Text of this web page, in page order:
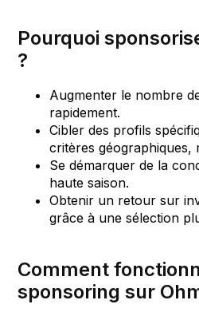
Pourquoi
?
Augmenter le nombre
rapidement.
Cibler des profils
critères géographiques,
Se démarquer de la
haute saison.
Obtenir un retour sur
grâce à une sélection
Comment
sponsoring sur